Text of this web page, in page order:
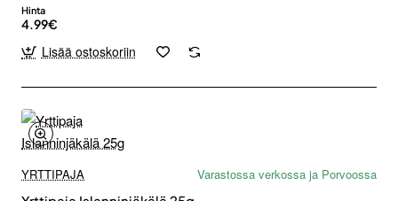
Hinta
4.99€
Lisää ostoskoriin
YRTTIPAJA
Varastossa verkossa ja Porvoossa